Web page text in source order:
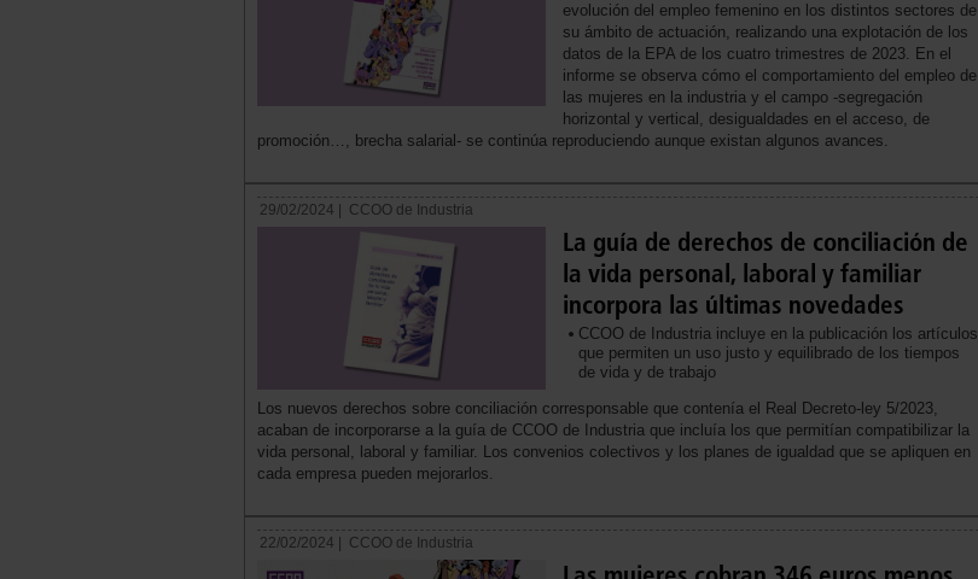
evolución del empleo femenino en los distintos sectores de
su ámbito de actuación, realizando una explotación de los
datos de la EPA de los cuatro trimestres de 2023. En el
informe se observa cómo el comportamiento del empleo de
las mujeres en la industria y el campo -segregación
horizontal y vertical, desigualdades en el acceso, de
promoción…, brecha salarial- se continúa reproduciendo aunque existan algunos avances.
29/02/2024 | CCOO de Industria
La guía de derechos de conciliación de
la vida personal, laboral y familiar
incorpora las últimas novedades
CCOO de Industria incluye en la publicación los artículos
que permiten un uso justo y equilibrado de los tiempos
de vida y de trabajo
Los nuevos derechos sobre conciliación corresponsable que contenía el Real Decreto-ley 5/2023,
acaban de incorporarse a la guía de CCOO de Industria que incluía los que permitían compatibilizar la
vida personal, laboral y familiar. Los convenios colectivos y los planes de igualdad que se apliquen en
cada empresa pueden mejorarlos.
22/02/2024 | CCOO de Industria